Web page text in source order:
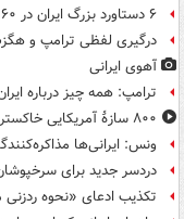
۶ دستاورد بزرگ ایران در ۱۶۰ روز رهبری رهبر انقلاب
درگیری لفظی ترامپ و
آهوی ایرانی
ترامپ: همه چیز درباره
۸۰۰ سازۀ آمریکایی خاکستر شد
ونس: ایرانی‌ها
دردسر جدید برای
تکذیب ادعای «نحوه